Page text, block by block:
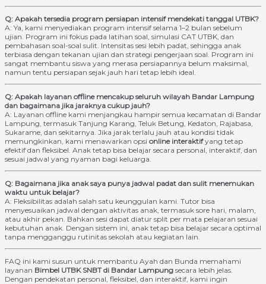
Q: Apakah tersedia program persiapan intensif mendekati tanggal UTBK?
A: Ya, kami menyediakan program intensif selama 1–2 bulan sebelum
ujian. Program ini fokus pada latihan soal, simulasi CAT UTBK, dan
pembahasan soal-soal sulit. Intensitas sesi lebih padat, sehingga anak
terbiasa dengan tekanan ujian dan strategi pengerjaan soal. Program ini
sangat membantu siswa yang merasa persiapannya belum maksimal,
namun tentu persiapan sejak jauh hari tetap lebih ideal.
Q: Apakah layanan offline mencakup seluruh wilayah Bandar Lampung
dan bagaimana jika jaraknya cukup jauh?
A: Layanan offline kami menjangkau hampir semua kecamatan di Bandar
Lampung, termasuk Tanjung Karang, Teluk Betung, Kedaton, Rajabasa,
Sukarame, dan sekitarnya. Jika jarak terlalu jauh atau kondisi tidak
memungkinkan, kami menawarkan opsi online interaktifyang tetap
efektif dan fleksibel. Anak tetap bisa belajar secara personal, interaktif, dan
sesuai jadwal yang nyaman bagi keluarga.
Q: Bagaimana jika anak saya punya jadwal padat dan sulit menemukan
waktu untuk belajar?
A: Fleksibilitas adalah salah satu keunggulan kami. Tutor bisa
menyesuaikan jadwal dengan aktivitas anak, termasuk sore hari, malam,
atau akhir pekan. Bahkan sesi dapat diatur split per mata pelajaran sesuai
kebutuhan anak. Dengan sistem ini, anak tetap bisa belajar secara optimal
tanpa mengganggu rutinitas sekolah atau kegiatan lain.
FAQ ini kami susun untuk membantu Ayah dan Bunda memahami
layanan Bimbel UTBK SNBT di Bandar Lampung secara lebih jelas.
Dengan pendekatan personal, fleksibel, dan interaktif, kami ingin